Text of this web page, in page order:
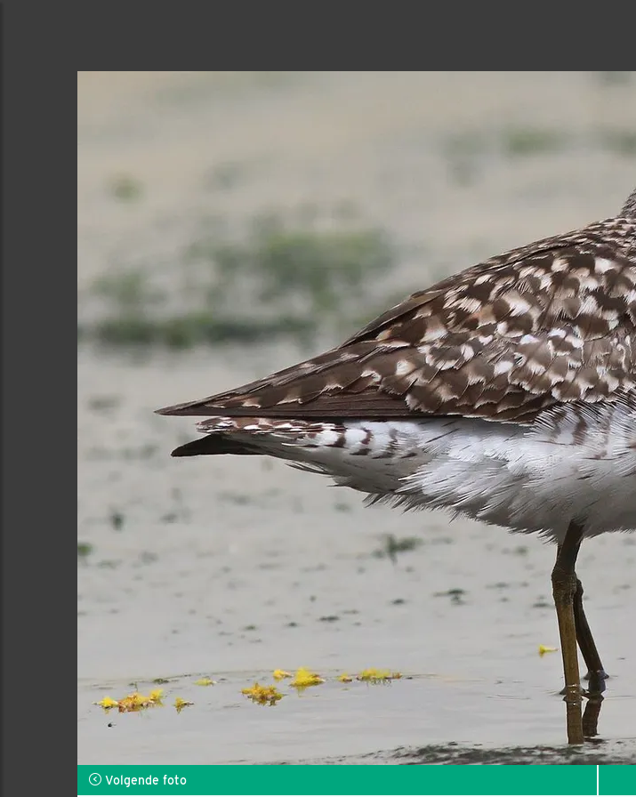
Volgende foto